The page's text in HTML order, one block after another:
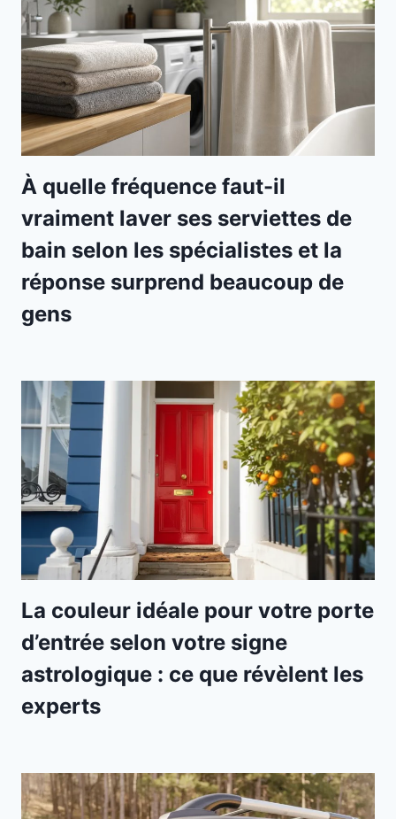
À quelle fréquence faut-il
vraiment laver ses serviettes de
bain selon les spécialistes et la
réponse surprend beaucoup de
gens
La couleur idéale pour votre porte
d’entrée selon votre signe
astrologique : ce que révèlent les
experts